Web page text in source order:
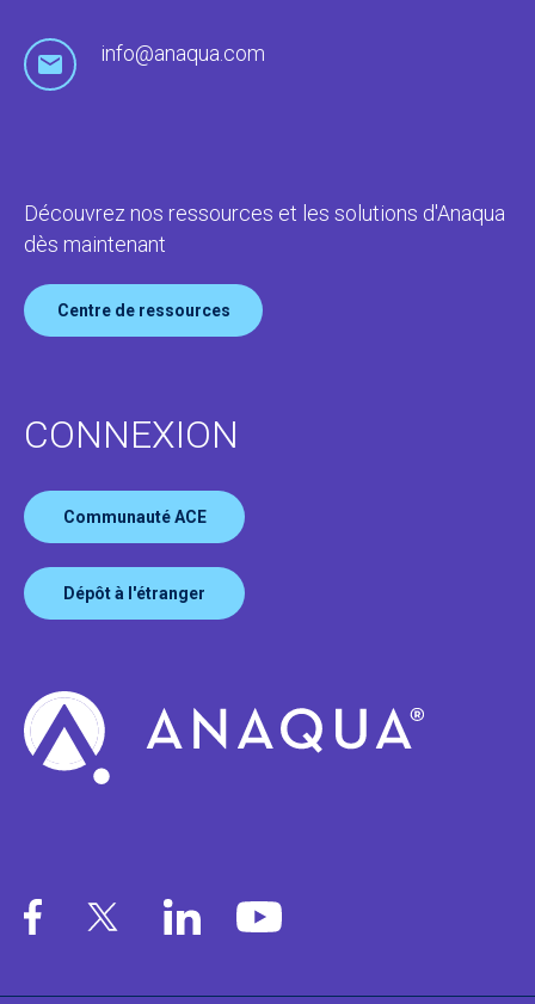
info@anaqua.com
Découvrez nos ressources et les solutions d'Anaqua
dès maintenant
Centre de ressources
CONNEXION
Communauté ACE
Dépôt à l'étranger